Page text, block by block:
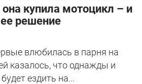
купила мотоцикл – и
решение
влюбилась в парня на
казалось, что однажды и
ездить на...